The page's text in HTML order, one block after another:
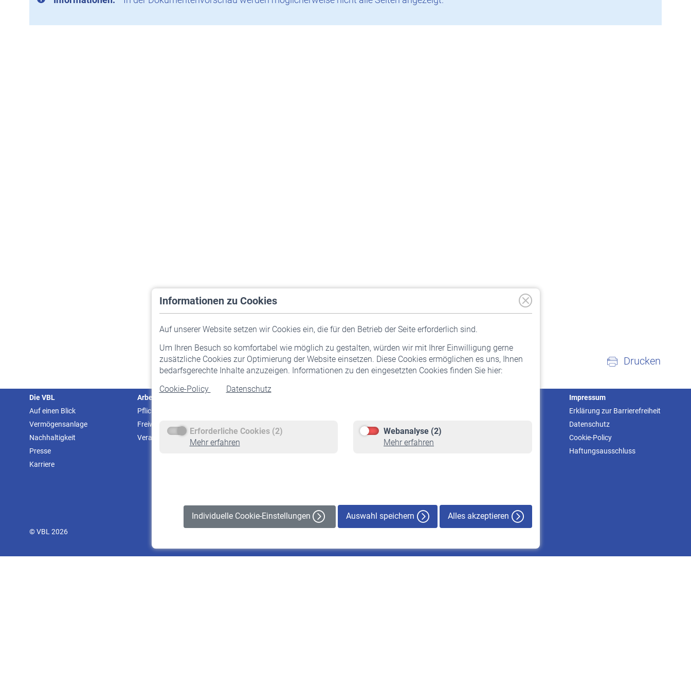
Informationen zu Cookies
Auf unserer Website setzen wir Cookies ein, die für den Betrieb der Seite erforderlich sind.
Um Ihren Besuch so komfortabel wie möglich zu gestalten, würden wir mit Ihrer Einwilligung gerne
zusätzliche Cookies zur Optimierung der Website einsetzen. Diese Cookies ermöglichen es uns, Ihnen
bedarfsgerechte Inhalte anzuzeigen. Informationen zu den eingesetzten Cookies finden Sie hier:
Cookie-Policy
Datenschutz
Erforderliche Cookies (2)
Mehr erfahren
Webanalyse (2)
Mehr erfahren
Individuelle Cookie-Einstellungen Auswahl speichern Alles akzeptieren
Drucken
Die VBL
Auf einen Blick
Vermögensanlage
Nachhaltigkeit
Presse
Karriere
Arbeitgeber
Pflichtversicherung
Freiwillige Versicherung
Veranstaltungen
Staatliche Förderung
Rente beantragen
Rentenauszahlung
Impressum
Erklärung zur Barrierefreiheit
Datenschutz
Cookie-Policy
Haftungsausschluss
© VBL 2026